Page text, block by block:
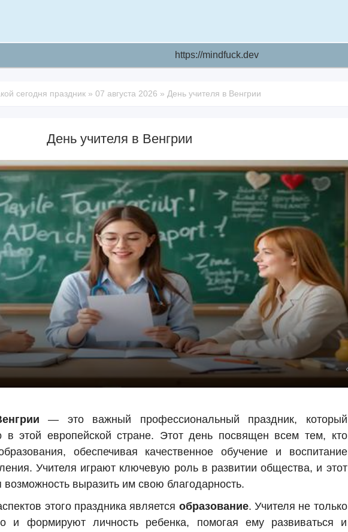
https://mindfuck.dev
сегодня праздник » 07 августа 2026 » День учителя в Венгрии
День учителя в Венгрии
— это важный профессиональный праздник, который
в этой европейской стране. Этот день посвящен всем тем, кто
обеспечивая качественное обучение и воспитание
Учителя играют ключевую роль в развитии общества, и этот
выразить им свою благодарность.
этого праздника является образование. Учителя не только
и формируют личность ребенка, помогая ему развиваться и